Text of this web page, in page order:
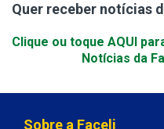
Quer receber notícias
Clique ou toque AQUI
Notícias da
Sobre a Faceli